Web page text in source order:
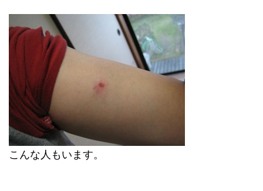
こんな人もいます。